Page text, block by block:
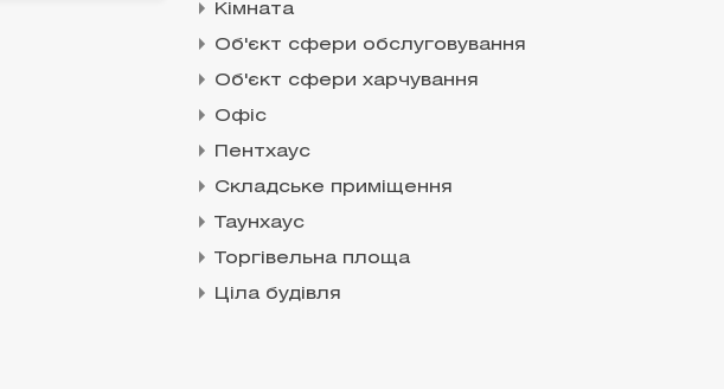
Кімната
Об'єкт сфери обслуговування
Об'єкт сфери харчування
Офіс
Пентхаус
Складське приміщення
Таунхаус
Торгівельна площа
Ціла будівля